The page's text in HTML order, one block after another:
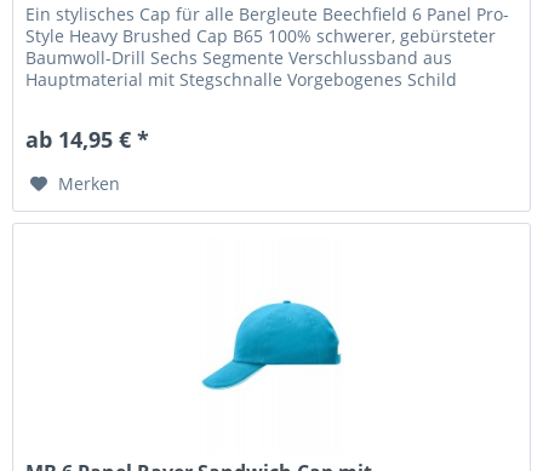
Ein stylisches Cap für alle Bergleute Beechfield 6 Panel Pro-
Style Heavy Brushed Cap B65 100% schwerer, gebürsteter
Baumwoll-Drill Sechs Segmente Verschlussband aus
Hauptmaterial mit Stegschnalle Vorgebogenes Schild
ab 14,95 € *
Merken